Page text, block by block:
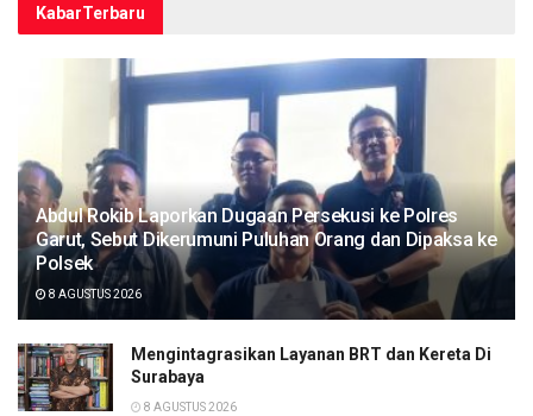
KabarTerbaru
Abdul Rokib Laporkan Dugaan Persekusi ke Polres
Garut, Sebut Dikerumuni Puluhan Orang dan Dipaksa ke
Polsek
8 AGUSTUS 2026
Mengintagrasikan Layanan BRT dan Kereta Di
Surabaya
8 AGUSTUS 2026